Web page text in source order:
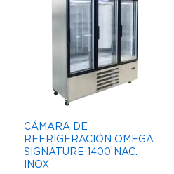
CÁMARA DE
REFRIGERACIÓN OMEGA
SIGNATURE 1400 NAC.
INOX